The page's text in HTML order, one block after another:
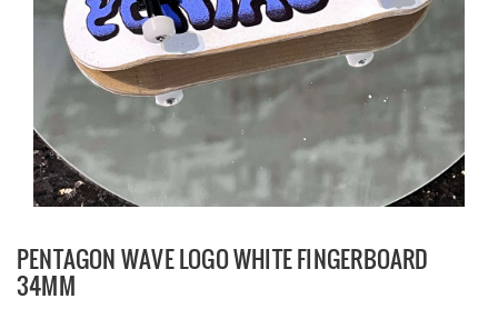
PENTAGON WAVE LOGO WHITE FINGERBOARD
34MM